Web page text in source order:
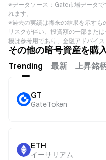
※データソース：Gate市場データ
れます。
※過去の実績は将来の結果を示す
リスクが伴い、投資額の一部また
機は参考用であり、金融アドバイ
その他の暗号資産を購
Trending 最新 上昇銘
GT
GateToken
ETH
イーサリアム